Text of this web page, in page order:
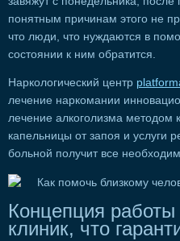
понятным причинам этого не
что люди, что нуждаются в
состоянии к ним обратится.
Наркологический центр
лечение наркомании
лечение алкоголизма методом
капельницы от запоя и услуги
больной получит все
Концепция
клиник, что